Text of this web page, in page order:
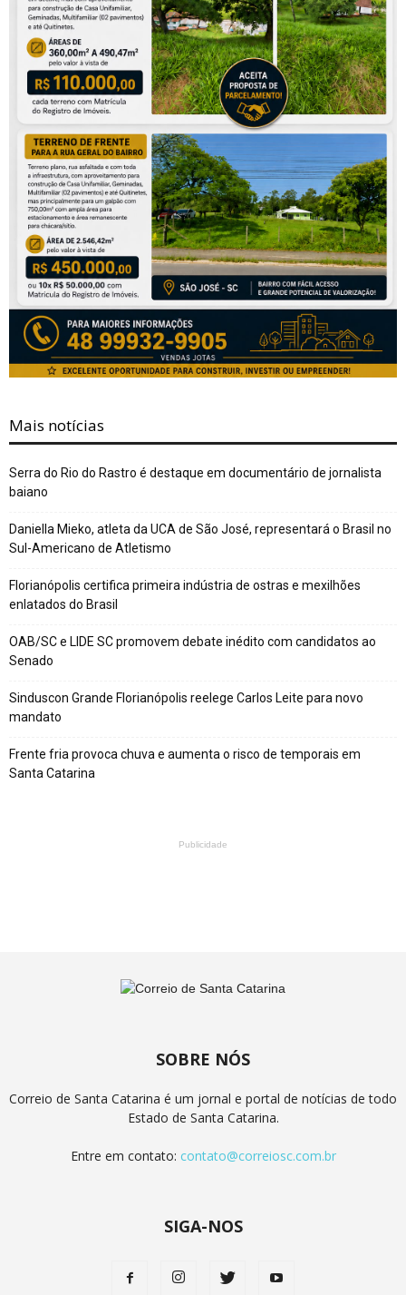
Mais notícias
Serra do Rio do Rastro é destaque em documentário de jornalista
baiano
Daniella Mieko, atleta da UCA de São José, representará o Brasil no
Sul-Americano de Atletismo
Florianópolis certifica primeira indústria de ostras e mexilhões
enlatados do Brasil
OAB/SC e LIDE SC promovem debate inédito com candidatos ao
Senado
Sinduscon Grande Florianópolis reelege Carlos Leite para novo
mandato
Frente fria provoca chuva e aumenta o risco de temporais em
Santa Catarina
Publicidade
SOBRE NÓS
Correio de Santa Catarina é um jornal e portal de notícias de todo
Estado de Santa Catarina.
Entre em contato: contato@correiosc.com.br
SIGA-NOS